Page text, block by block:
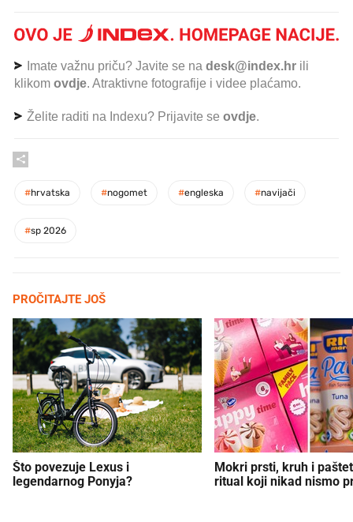
Imate važnu priču? Javite se na desk@index.hr ili
klikom ovdje. Atraktivne fotografije i videe plaćamo.
Želite raditi na Indexu? Prijavite se ovdje.
#hrvatska #nogomet #engleska #navijači
#sp 2026
PROČITAJTE JOŠ
Što povezuje Lexus i
legendarnog Ponyja?
Mokri prsti, kruh i
ritual koji nikad nismo